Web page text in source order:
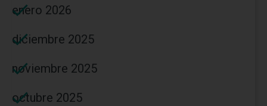
enero 2026
diciembre 2025
noviembre 2025
octubre 2025